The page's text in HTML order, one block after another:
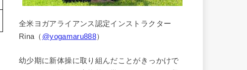
全米ヨガアライアンス認定インストラクター
Rina（ @yogamaru888）
幼少期に新体操に取り組んだことがきっかけで